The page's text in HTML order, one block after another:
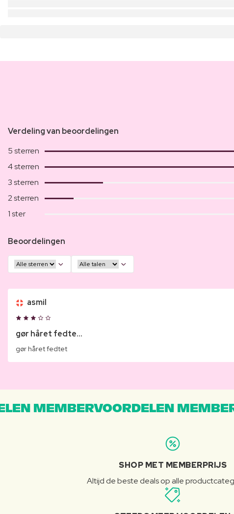
Verdeling van beoordelingen
5 sterren
4 sterren
3 sterren
2 sterren
1 ster
Beoordelingen
asmil
gør håret fedte...
gør håret fedtet
MEMBERVOORDELEN
SHOP MET MEMBERPRIJS
Altijd de beste deals op alle